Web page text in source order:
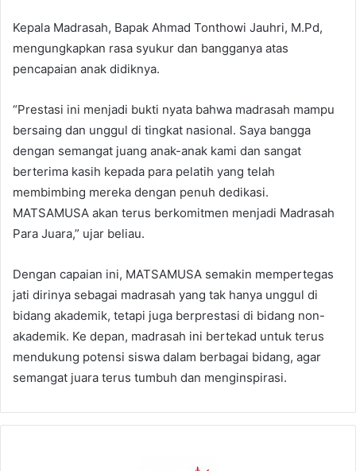
Kepala Madrasah, Bapak Ahmad Tonthowi Jauhri, M.Pd,
mengungkapkan rasa syukur dan bangganya atas
pencapaian anak didiknya.
“Prestasi ini menjadi bukti nyata bahwa madrasah mampu
bersaing dan unggul di tingkat nasional. Saya bangga
dengan semangat juang anak-anak kami dan sangat
berterima kasih kepada para pelatih yang telah
membimbing mereka dengan penuh dedikasi.
MATSAMUSA akan terus berkomitmen menjadi Madrasah
Para Juara,” ujar beliau.
Dengan capaian ini, MATSAMUSA semakin mempertegas
jati dirinya sebagai madrasah yang tak hanya unggul di
bidang akademik, tetapi juga berprestasi di bidang non-
akademik. Ke depan, madrasah ini bertekad untuk terus
mendukung potensi siswa dalam berbagai bidang, agar
semangat juara terus tumbuh dan menginspirasi.